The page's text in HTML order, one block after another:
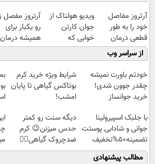
آرتروز مفاصل
خود را به طور
قطعی درمان
کنید!
◗پرسش‌نامه◖
ویدیو هولناک از
جوان کارتن
خوابی که
میلیاردر شد.
آموزش رایگان
آرتروز مفصل
رو یکبار برای
همیشه درمان
کن!
◗پرسش‌نامه◖
از سراسر وب
خودتم باورت نمیشه
چقدر جوون شدی!
خرید جوانساز
ویژه
شرایط ویژه خرید کرم
بوتاکس گیاهی تا پایان
امشب!
با جلبک اسپیرولینا
جوانی و شادابی پوستت
تضمینه50%تخفیف
دیگه سنت رو کمتر
حدس میزنن😉 کرم
ضدچروک گیاهی👈🏻
45%تخفیف
مطالب پیشنهادی